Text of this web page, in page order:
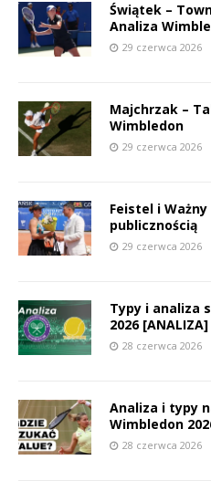
Świątek –
Analiza
29 czerwca 2026
Majchrzak –
Wimbledon
29 czerwca 2026
Feistel i
publicznością
29 czerwca 2026
Typy i analiza
2026 [ANALIZA]
28 czerwca 2026
Analiza i typy
Wimbledon
28 czerwca 2026